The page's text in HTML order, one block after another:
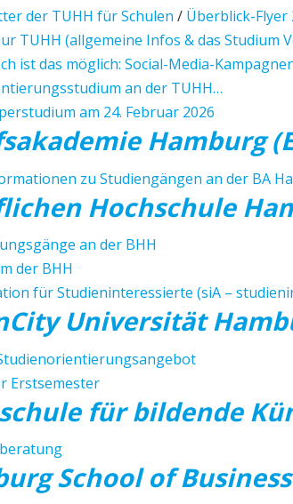
der TUHH für Schulen / Überblick-Flyer
TUHH (allgemeine Infos & das Studium
ist das möglich: Social-Media-
an der TUHH…
am 24. Februar 2026
Hamburg
zu Studiengängen an der BA
Hochschule
an der BHH
der BHH
für Studieninteressierte (siA –
Universität
Erstsemester
für bildende
School of